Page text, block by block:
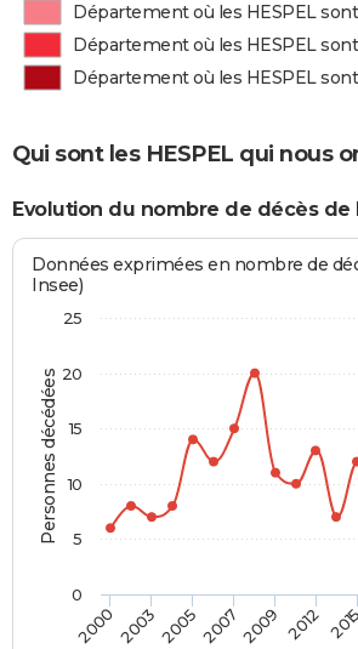
Département où les HESPEL
Département où les HESPEL
Département où les HESPEL
Qui sont les HESPEL qui nous
Evolution du nombre de décès de
Personnes décédées
Données exprimées en nombre de
Insee)
20002003200520072009 2012 2015
0
5
10
15
20
25